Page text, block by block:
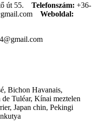
út 55. Telefonszám: +36-
Weboldal:
Bichon Havanais,
Tuléar, Kínai meztelen
Japan chin, Pekingi